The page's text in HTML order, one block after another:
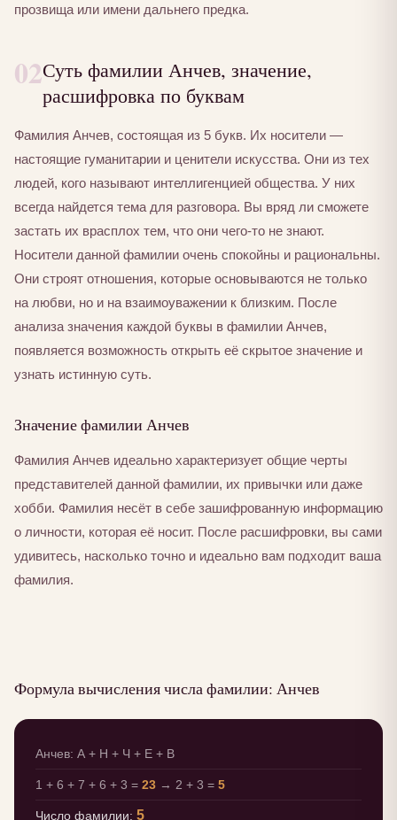
прозвища или имени дальнего предка.
02Суть фамилии Анчев, значение,
расшифровка по буквам
Фамилия Анчев, состоящая из 5 букв. Их носители —
настоящие гуманитарии и ценители искусства. Они из тех
людей, кого называют интеллигенцией общества. У них
всегда найдется тема для разговора. Вы вряд ли сможете
застать их врасплох тем, что они чего-то не знают.
Носители данной фамилии очень спокойны и рациональны.
Они строят отношения, которые основываются не только
на любви, но и на взаимоуважении к близким. После
анализа значения каждой буквы в фамилии Анчев,
появляется возможность открыть её скрытое значение и
узнать истинную суть.
Значение фамилии Анчев
Фамилия Анчев идеально характеризует общие черты
представителей данной фамилии, их привычки или даже
хобби. Фамилия несёт в себе зашифрованную информацию
о личности, которая её носит. После расшифровки, вы сами
удивитесь, насколько точно и идеально вам подходит ваша
фамилия.
Формула вычисления числа фамилии: Анчев
Анчев: А + Н + Ч + Е + В
1 + 6 + 7 + 6 + 3 = 23 → 2 + 3 = 5
Число фамилии: 5